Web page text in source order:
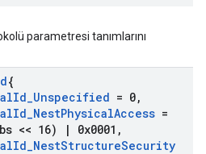
parametresi tanımlarını
{
Id_Unspecified = 0,
Id_NestPhysicalAccess =
<< 16) | 0x0001 ,
Id_NestStructureSecurity